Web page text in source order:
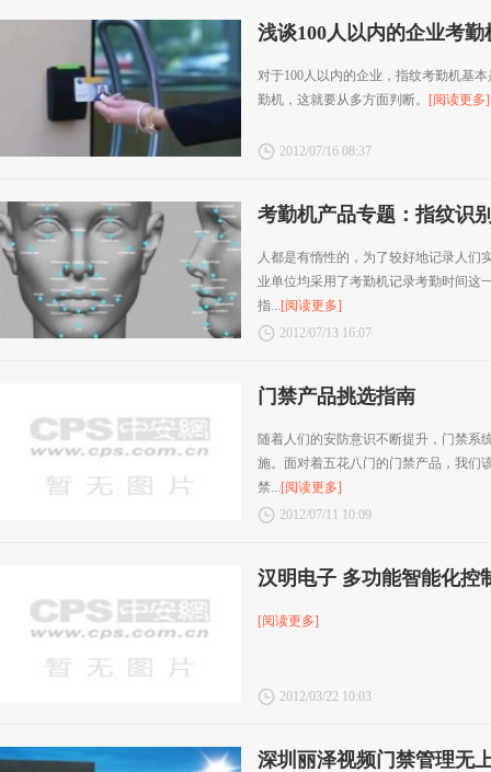
浅谈100人以内的企业考勤
对于100人以内的企业，指纹考勤机基
勤机，这就要从多方面判断。 [阅读更多]
2012/07/16 08:37
考勤机产品专题：指纹识
人都是有惰性的，为了较好地记录人们
业单位均采用了考勤机记录考勤时间这
指...[阅读更多]
2012/07/13 16:07
门禁产品挑选指南
随着人们的安防意识不断提升，门禁系
施。面对着五花八门的门禁产品，我们
禁...[阅读更多]
2012/07/11 10:09
汉明电子 多功能智能化控
[阅读更多]
2012/03/22 10:03
深圳丽泽视频门禁管理无